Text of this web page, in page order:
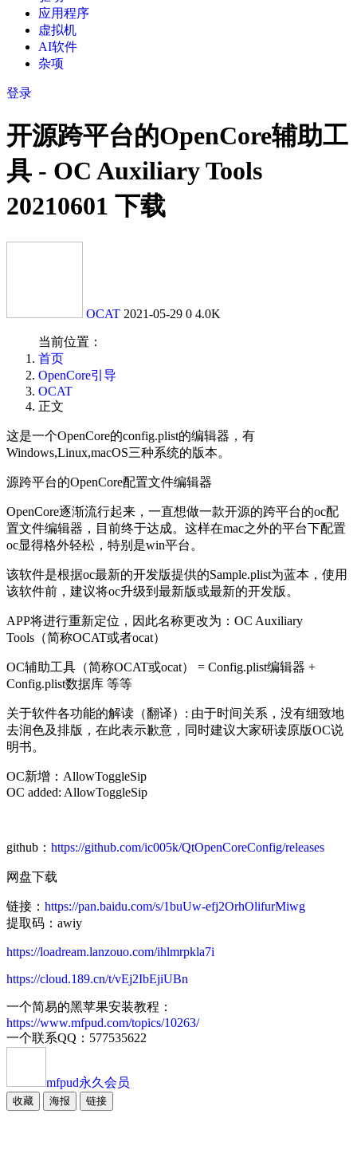
应用程序
虚拟机
AI软件
杂项
登录
开源跨平台的OpenCore辅助工
具 - OC Auxiliary Tools
20210601 下载
OCAT 2021-05-29 0 4.0K
当前位置：
首页
OpenCore引导
OCAT
正文
这是一个OpenCore的config.plist的编辑器，有
Windows,Linux,macOS三种系统的版本。
源跨平台的OpenCore配置文件编辑器
OpenCore逐渐流行起来，一直想做一款开源的跨平台的oc配
置文件编辑器，目前终于达成。这样在mac之外的平台下配置
oc显得格外轻松，特别是win平台。
该软件是根据oc最新的开发版提供的Sample.plist为蓝本，使用
该软件前，建议将oc升级到最新版或最新的开发版。
APP将进行重新定位，因此名称更改为：OC Auxiliary
Tools（简称OCAT或者ocat）
OC辅助工具（简称OCAT或ocat） = Config.plist编辑器 +
Config.plist数据库 等等
关于软件各功能的解读（翻译）: 由于时间关系，没有细致地
去润色及排版，在此表示歉意，同时建议大家研读原版OC说
明书。
OC新增：AllowToggleSip
OC added: AllowToggleSip
github： https://github.com/ic005k/QtOpenCoreConfig/releases
网盘下载
链接： https://pan.baidu.com/s/1buUw-efj2OrhOlifurMiwg
提取码：awiy
https://loadream.lanzouo.com/ihlmrpkla7i
https://cloud.189.cn/t/vEj2IbEjiUBn
一个简易的黑苹果安装教程：
https://www.mfpud.com/topics/10263/
一个联系QQ：577535622
mfpud永久会员
收藏 海报 链接